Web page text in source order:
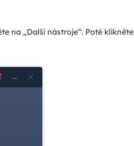
na „Další nástroje“. Poté klikněte